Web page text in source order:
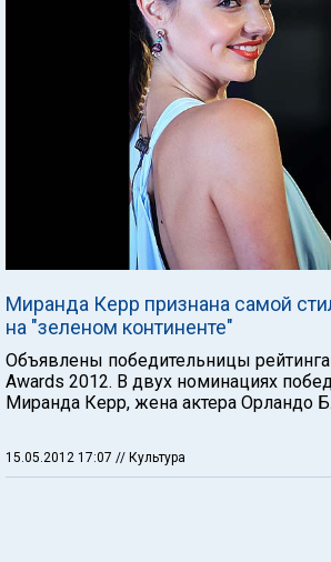
Миранда Керр признана самой
на "зеленом континенте"
Объявлены победительницы
Awards 2012. В двух номинациях
Миранда Керр, жена актера Орландо
15.05.2012 17:07 // Культура